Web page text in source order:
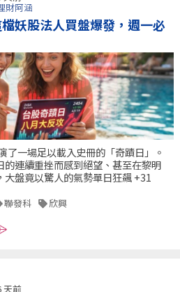
財阿涵
妖股法人買盤爆發，週一必
了一場足以載入史冊的「奇蹟日」。
連續重挫而感到絕望、甚至在黎明
盤竟以驚人的氣勢單日狂飆 +31
聯發科 欣興
天前